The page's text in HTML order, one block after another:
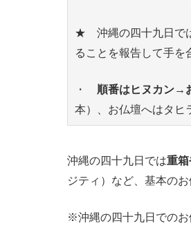
★ 沖縄の四十九日で
ることを報告して手を
・ 順番はヒヌカン→
本）、お仏壇へはタヒ
沖縄の四十九日では重
ジティ）など、基本の
※沖縄の四十九日でのお